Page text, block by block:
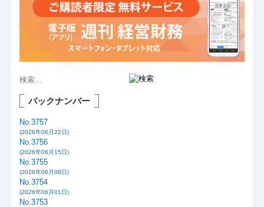
バックナンバー
No.3757
(2026年06月22日)
No.3756
(2026年06月15日)
No.3755
(2026年06月08日)
No.3754
(2026年06月01日)
No.3753